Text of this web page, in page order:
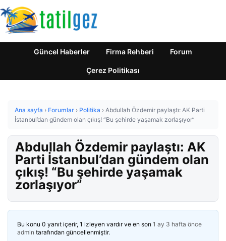
Güncel Haberler Firma Rehberi Forum
Çerez Politikası
Ana sayfa › Forumlar › Politika › Abdullah Özdemir paylaştı: AK Parti
İstanbul’dan gündem olan çıkış! “Bu şehirde yaşamak zorlaşıyor”
Abdullah Özdemir paylaştı: AK
Parti İstanbul’dan gündem olan
çıkış! “Bu şehirde yaşamak
zorlaşıyor”
Bu konu 0 yanıt içerir, 1 izleyen vardır ve en son 1 ay 3 hafta önce
admin tarafından güncellenmiştir.